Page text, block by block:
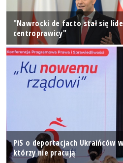
"Nawrocki de facto stał się
centroprawicy"
PiS o deportacjach Ukraińców
którzy nie pracują